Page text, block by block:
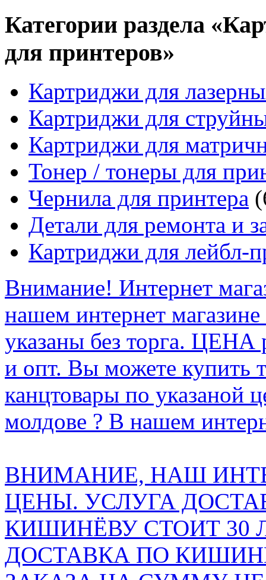
Категории раздела
для принтеров»
Картриджи для
Картриджи для
Картриджи для
Тонер / тонеры для
Чернила для принтера
Детали для ремонта и
Картриджи для лейбл-
Внимание! Интернет
нашем интернет
указаны без торга.
и опт. Вы можете купить
канцтовары по указаной
молдове ? В нашем
ВНИМАНИЕ, НАШ
ЦЕНЫ. УСЛУГА
КИШИНЁВУ СТОИТ 30
ДОСТАВКА ПО